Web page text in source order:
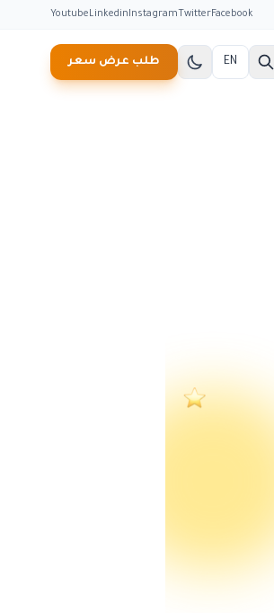
Facebook
Twitter
Instagram
Linkedin
Youtube
EN طلب عرض سعر